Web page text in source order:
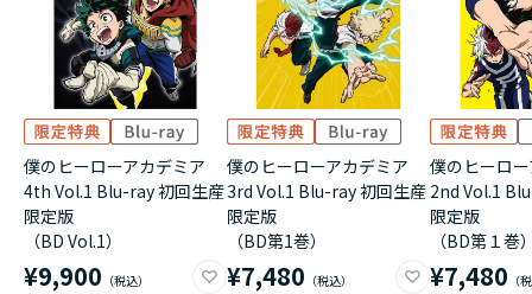
僕のヒーローアカデミア
4th Vol.1 Blu-ray 初回生産
限定版
（BD Vol.1）
¥9,900
僕のヒーローアカデミア
3rd Vol.1 Blu-ray 初回生産
限定版
（BD第1巻）
¥7,480
僕のヒーロ
2nd Vol.1
限定版
（BD第１巻
¥7,480